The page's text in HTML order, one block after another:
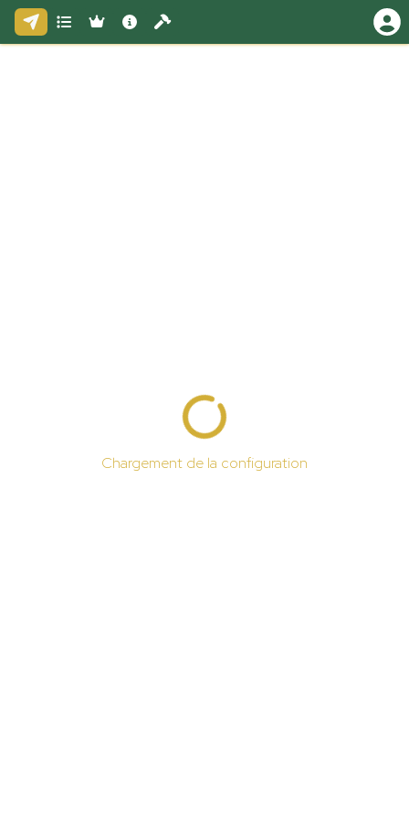
Chargement de la configuration